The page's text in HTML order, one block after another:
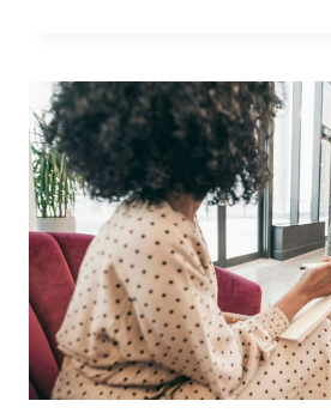
WAS
EIN
VIERJÄHRIGES
MÄDCHEN
UNS
LEHRT